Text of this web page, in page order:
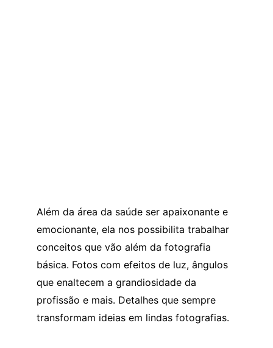
Além da área da saúde ser apaixonante e
emocionante, ela nos possibilita trabalhar
conceitos que vão além da fotografia
básica. Fotos com efeitos de luz, ângulos
que enaltecem a grandiosidade da
profissão e mais. Detalhes que sempre
transformam ideias em lindas fotografias.